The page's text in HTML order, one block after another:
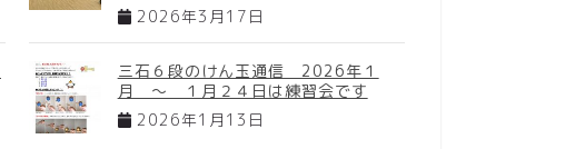
2026年3月17日
三石６段のけん玉通信 2026年１
月 ～ １月２４日は練習会です
2026年1月13日